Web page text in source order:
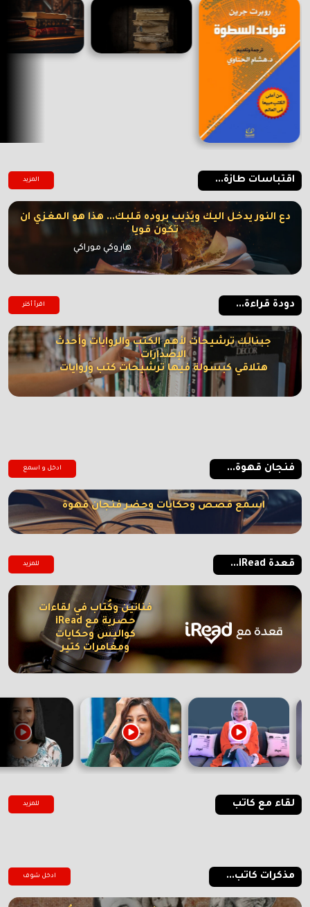
اقتباسات طازة... المزيد
دع النور يدخل اليك ويذيب بروده قلبك... هذا هو المغزي ان
تكون قويا
هاروكي موراكي
دودة قراءة... اقرأ أكتر
جبنالك ترشيحات لأهم الكتب والروايات وأحدث
الإصدارات
هتلاقي كبسولة فيها ترشيحات كتب وروايات
فنجان قهوة... ادخل و اسمع
اسمع قصص وحكايات وحضر فنجان قهوة
قعدة iRead... للمزيد
فنانين وكُتاب في لقاءات
حصرية مع iRead
كواليس وحكايات
ومغامرات كتير
لقاء مع كاتب للمزيد
مذكرات كاتب... ادخل شوف